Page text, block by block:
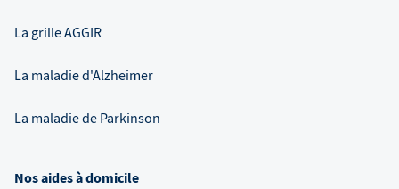
La grille AGGIR
La maladie d'Alzheimer
La maladie de Parkinson
Nos aides à domicile